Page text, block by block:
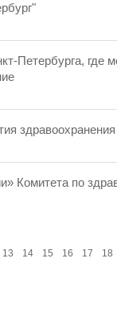
Петербурга, где
Комитета по
13 14 15 16 17
18